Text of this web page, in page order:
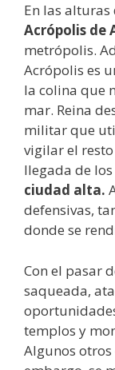
En las
Acrópolis de
metrópolis.
Acrópolis es
la colina que
mar. Reina
militar que
vigilar el
llegada de
ciudad alta.
defensivas,
donde se
Con el pasar
saqueada,
templos y
Algunos